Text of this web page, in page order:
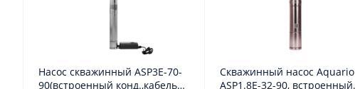
Насос скважинный ASP3E-70-
90(встроенный конд.,кабель
Скважинный насос Aquario
ASP1.8Е-32-90, встроенный